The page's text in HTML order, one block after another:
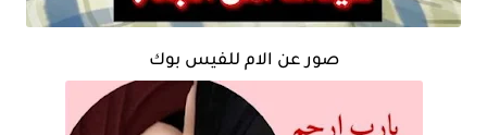
صور عن الام للفيس بوك